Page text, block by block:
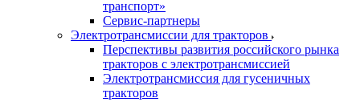
транспорт»
Сервис-партнеры
Электротрансмиссии для тракторов
Перспективы развития российского рынка
тракторов с электротрансмиссией
Электротрансмиссия для гусеничных
тракторов